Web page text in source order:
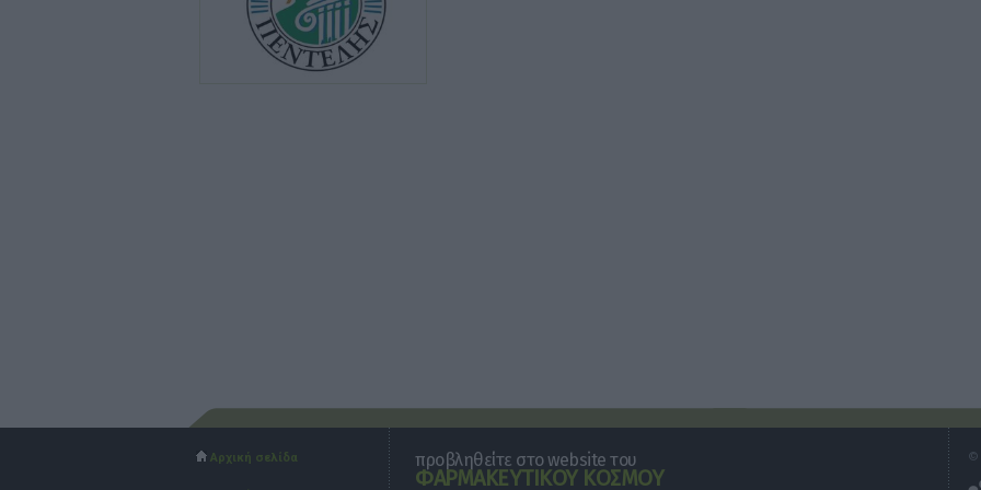
Αρχική σελίδα προβληθείτε στο website του
ΦΑΡΜΑΚΕΥΤΙΚΟΥ ΚΟΣΜΟΥ
©